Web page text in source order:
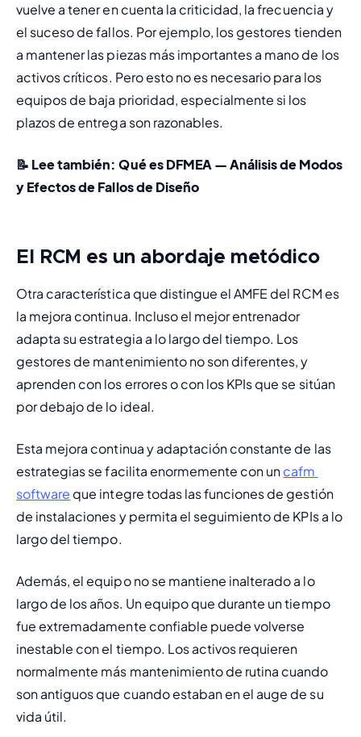
vuelve a tener en cuenta la criticidad, la frecuencia y
el suceso de fallos. Por ejemplo, los gestores tienden
a mantener las piezas más importantes a mano de los
activos críticos. Pero esto no es necesario para los
equipos de baja prioridad, especialmente si los
plazos de entrega son razonables.
📝 Lee también: Qué es DFMEA — Análisis de Modos
y Efectos de Fallos de Diseño
El RCM es un abordaje metódico
Otra característica que distingue el AMFE del RCM es
la mejora continua. Incluso el mejor entrenador
adapta su estrategia a lo largo del tiempo. Los
gestores de mantenimiento no son diferentes, y
aprenden con los errores o con los KPIs que se sitúan
por debajo de lo ideal.
Esta mejora continua y adaptación constante de las
estrategias se facilita enormemente con un cafm
software que integre todas las funciones de gestión
de instalaciones y permita el seguimiento de KPIs a lo
largo del tiempo.
Además, el equipo no se mantiene inalterado a lo
largo de los años. Un equipo que durante un tiempo
fue extremadamente confiable puede volverse
inestable con el tiempo. Los activos requieren
normalmente más mantenimiento de rutina cuando
son antiguos que cuando estaban en el auge de su
vida útil.